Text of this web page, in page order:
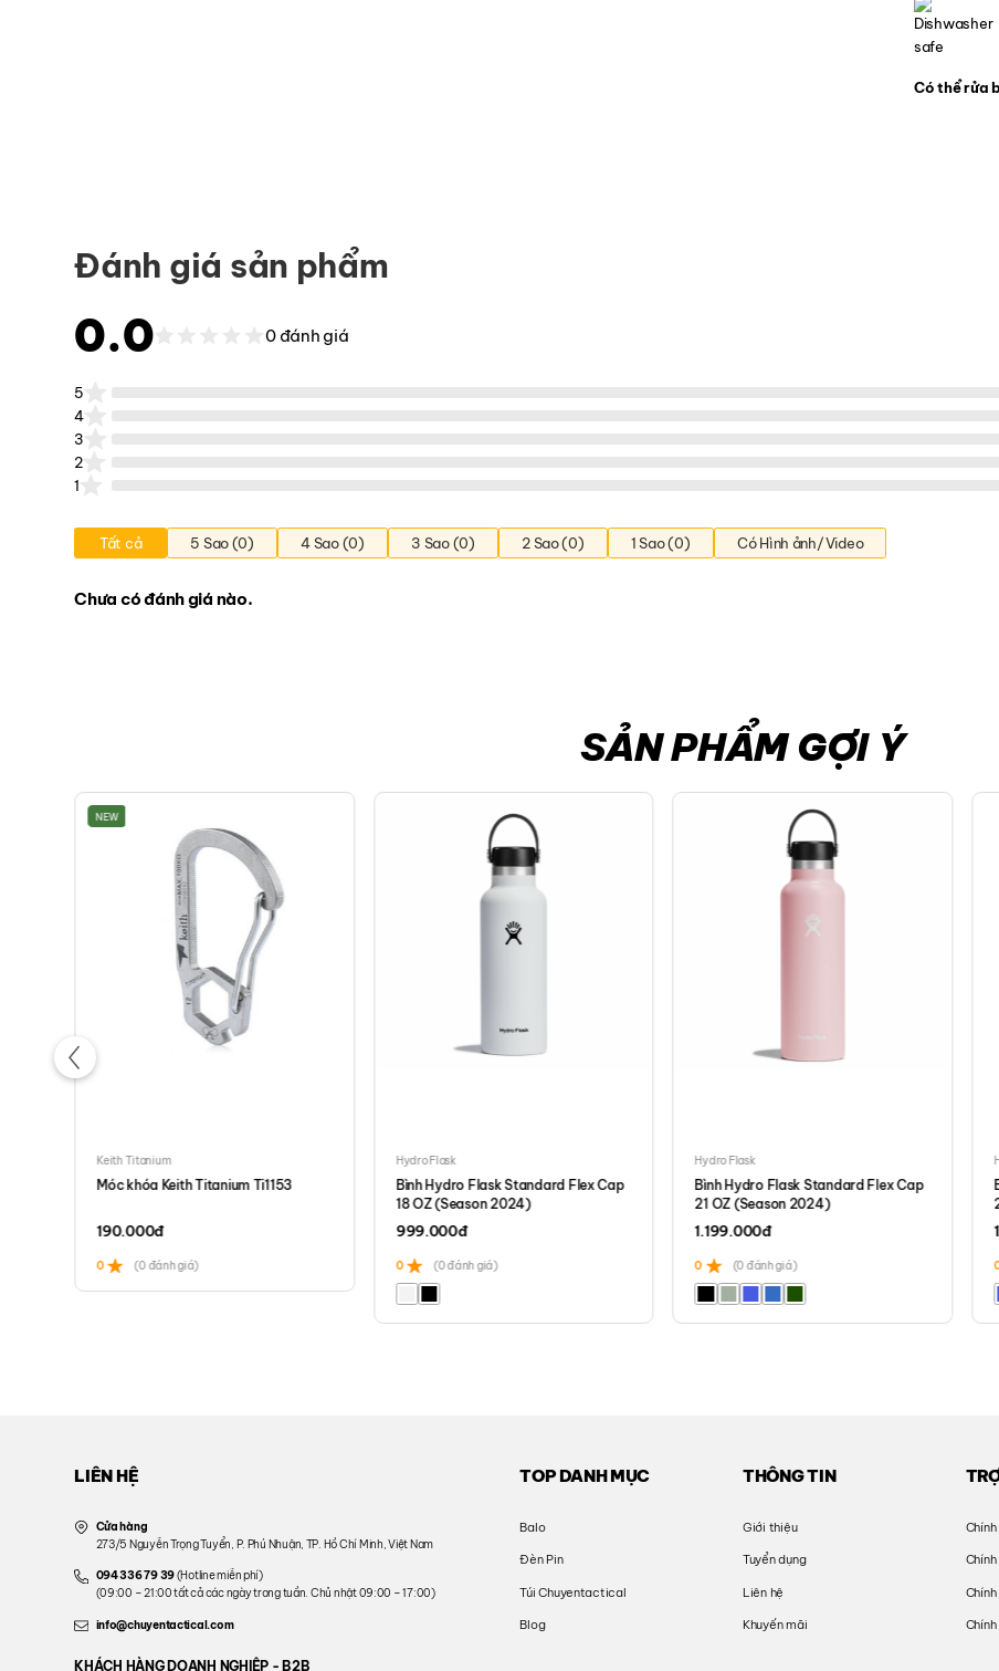
Có thể rửa
Đánh giá sản phẩm
0.0 0 đánh giá
5
4
3
2
1
Tất cả 5 Sao (0) 4 Sao (0) 3 Sao (0) 2 Sao (0) 1 Sao (0) Có Hình ảnh/Video
Chưa có đánh giá nào.
SẢN PHẨM GỢI Ý
NEW
Keith Titanium
Móc khóa Keith Titanium Ti1153
190.000đ
0 (0 đánh giá)
Hydro Flask
Bình Hydro Flask Standard Flex Cap
18 OZ (Season 2024)
999.000đ
0 (0 đánh giá)
Hydro Flask
Bình Hydro Flask Standard Flex Cap
21 OZ (Season 2024)
1.199.000đ
0 (0 đánh giá)
LIÊN HỆ
Cửa hàng
273/5 Nguyễn Trọng Tuyển, P. Phú Nhuận, TP. Hồ Chí Minh, Việt Nam
094 336 79 39(Hotline miễn phí)
(09:00 – 21:00 tất cả các ngày trong tuần. Chủ nhật 09:00 – 17:00)
info@chuyentactical.com
KHÁCH HÀNG DOANH NGHIỆP - B2B
TOP DANH MỤC
Balo
Đèn Pin
Túi Chuyentactical
Blog
THÔNG TIN
Giới thiệu
Tuyển dụng
Liên hệ
Khuyến mãi